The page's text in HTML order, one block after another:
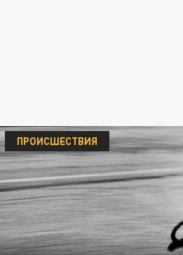
ПРОИСШЕСТВИЯ